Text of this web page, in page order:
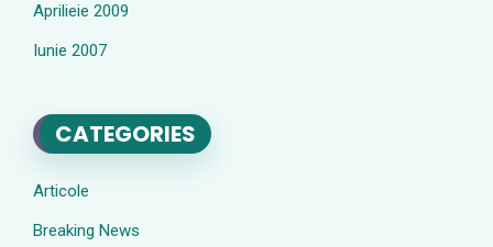
Aprilieie 2009
Iunie 2007
CATEGORIES
Articole
Breaking News